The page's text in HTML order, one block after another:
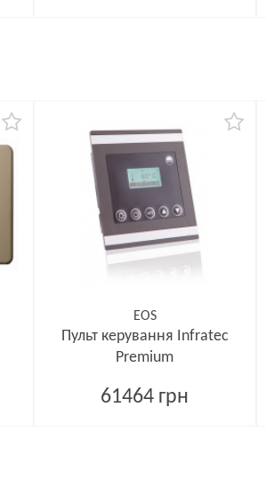
EOS
Пульт керування Infratec
Premium
61464 грн